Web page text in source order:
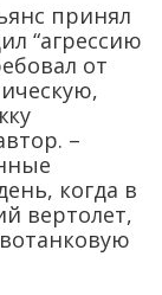
принял
“агрессию
от
–
когда в
вертолет,